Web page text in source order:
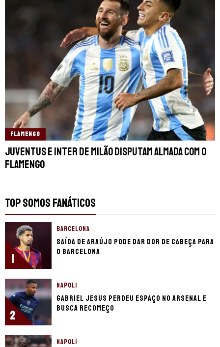
FLAMENGO
Juventus e Inter de Milão disputam Almada com o
Flamengo
TOP SOMOS FANÁTICOS
1
BARCELONA
Saída de Araújo pode dar dor de cabeça para
o Barcelona
2
NAPOLI
Gabriel Jesus perdeu espaço no Arsenal e
busca recomeço
NAPOLI